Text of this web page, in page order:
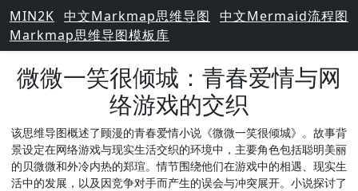
MIN2K 中文Markmap思维导图
中文Mermaid流程图
Markmap思维导图模板库
微微一笑很倾城：青春爱情与网
络游戏的交织
该思维导图概述了顾漫的青春爱情小说《微微一笑很倾城》。故事背
景设定在网络游戏与现实生活交织的环境中，主要角色包括聪明美丽
的贝微微和外冷内热的郑瑄。情节围绕他们在游戏中的相遇、现实生
活中的发展，以及因竞争对手而产生的误会与冲突展开。小说探讨了